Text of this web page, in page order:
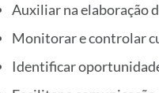
Auxiliar na elaboração
Monitorar e controlar
Identificar